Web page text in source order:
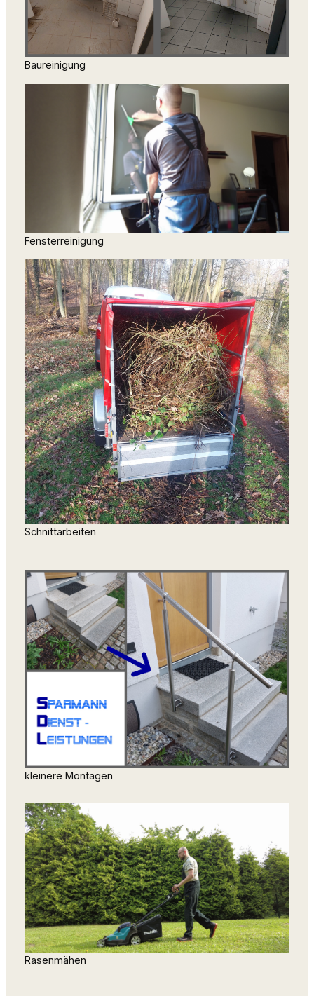
Baureinigung
Fensterreinigung
Schnittarbeiten
kleinere Montagen
Rasenmähen